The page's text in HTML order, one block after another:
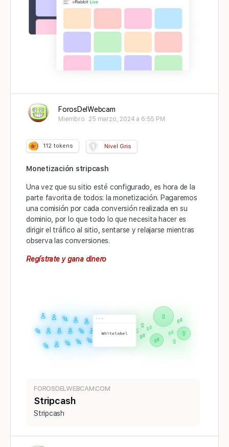
ForosDelWebcam
Miembro 25 marzo, 2024 a 6:55 PM
112 tokens Nivel Gris
Monetización stripcash
Una vez que su sitio esté configurado, es hora de la
parte favorita de todos: la monetización. Pagaremos
una comisión por cada conversión realizada en su
dominio, por lo que todo lo que necesita hacer es
dirigir el tráfico al sitio, sentarse y relajarse mientras
observa las conversiones.
Regístrate y gana dinero
FOROSDELWEBCAM.COM
Stripcash
Stripcash